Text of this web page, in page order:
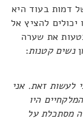
דמות בעוד היא
להציץ אל
את שערה
נשים קטנות:
לעשות זאת. אני
היו
מסתכלת על